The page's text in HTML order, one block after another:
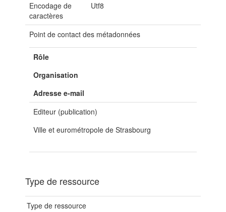
Encodage de
caractères
Utf8
Point de contact des métadonnées
Rôle
Organisation
Adresse e-mail
Editeur (publication)
Ville et eurométropole de Strasbourg
Type de ressource
Type de ressource